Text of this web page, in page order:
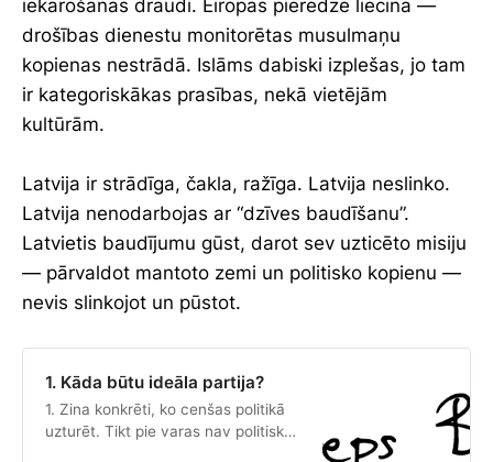
iekarošanas draudi. Eiropas pieredze liecina —
drošības dienestu monitorētas musulmaņu
kopienas nestrādā. Islāms dabiski izplešas, jo tam
ir kategoriskākas prasības, nekā vietējām
kultūrām.
Latvija ir strādīga, čakla, ražīga. Latvija neslinko.
Latvija nenodarbojas ar “dzīves baudīšanu”.
Latvietis baudījumu gūst, darot sev uzticēto misiju
— pārvaldot mantoto zemi un politisko kopienu —
nevis slinkojot un pūstot.
1. Kāda būtu ideāla partija?
1. Zina konkrēti, ko cenšas politikā
uzturēt. Tikt pie varas nav politisks